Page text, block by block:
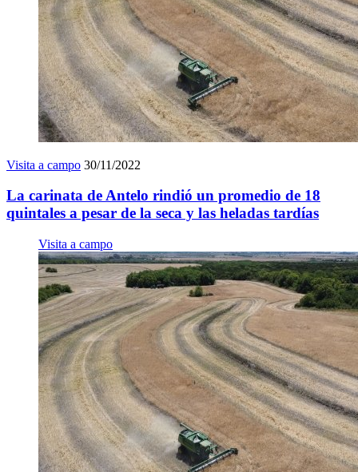
Visita a campo 30/11/2022
La carinata de Antelo rindió un promedio de 18
quintales a pesar de la seca y las heladas tardías
Visita a campo